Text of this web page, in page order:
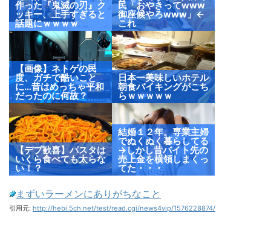
作った『鬼滅の刃』ク
ッキー、上手すぎると
話題にｗｗｗｗ
民「おやきってwww
御座候やろwww」←
これ
【画像】ネトゲの民
度、ガチで酷いこと
に…昔はめっちゃ平和
だったのに何故？
日本一美味しいホテル
朝食バイキングがこち
らｗｗｗｗｗ
【デブ歓喜】パスタは
いくら食べても太らな
い！？
結婚１２年。専業主婦
でぬくぬく暮らしてる
→しかし昔バイト先の
売上金を横領しまくっ
てた・・・
まずいラーメンにありがちなこと
引用元: http://hebi.5ch.net/test/read.cgi/news4vip/1576228874/